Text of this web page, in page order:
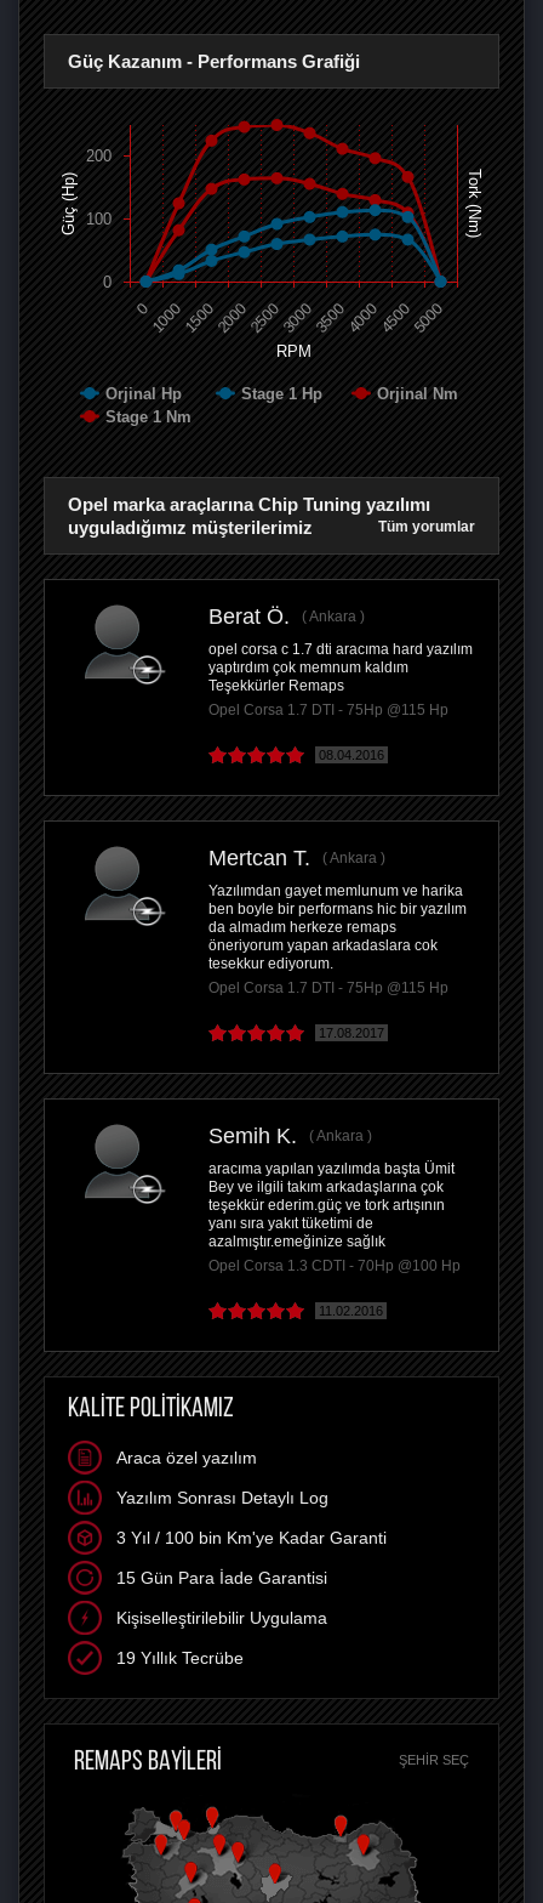
Güç Kazanım - Performans Grafiği
RPM
Güç (Hp) Tork (Nm)
Orjinal Hp Stage 1 Hp
Orjinal Nm
Stage 1 Nm
0 100015002000250030003500400045005000
0
100
200
Opel marka araçlarına Chip Tuning yazılımı
uyguladığımız müşterilerimiz
Tüm yorumlar
Berat Ö.
Ankara
opel corsa c 1.7 dti aracıma hard yazılım
yaptırdım çok memnum kaldım
Teşekkürler Remaps
Opel Corsa 1.7 DTI - 75Hp @115 Hp
08.04.2016
Mertcan T.
Ankara
Yazılımdan gayet memlunum ve harika
ben boyle bir performans hic bir yazılım
da almadım herkeze remaps
öneriyorum yapan arkadaslara cok
tesekkur ediyorum.
Opel Corsa 1.7 DTI - 75Hp @115 Hp
17.08.2017
Semih K.
Ankara
aracıma yapılan yazılımda başta Ümit
Bey ve ilgili takım arkadaşlarına çok
teşekkür ederim.güç ve tork artışının
yanı sıra yakıt tüketimi de
azalmıştır.emeğinize sağlık
Opel Corsa 1.3 CDTI - 70Hp @100 Hp
11.02.2016
KALİTE POLİTİKAMIZ
Araca özel yazılım
Yazılım Sonrası Detaylı Log
3 Yıl / 100 bin Km'ye Kadar Garanti
15 Gün Para İade Garantisi
Kişiselleştirilebilir Uygulama
19 Yıllık Tecrübe
REMAPS BAYİLERİ ŞEHIR SEÇ